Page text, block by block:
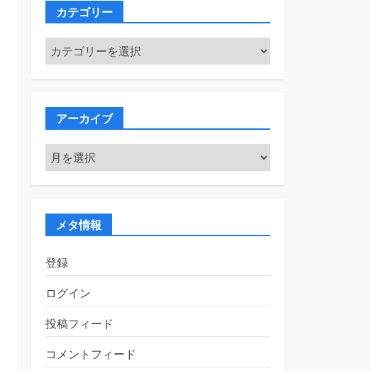
カテゴリー
カ
テ
ゴ
アーカイブ
ア
ー
カ
メタ情報
登録
ログイン
投稿フィード
コメントフィード